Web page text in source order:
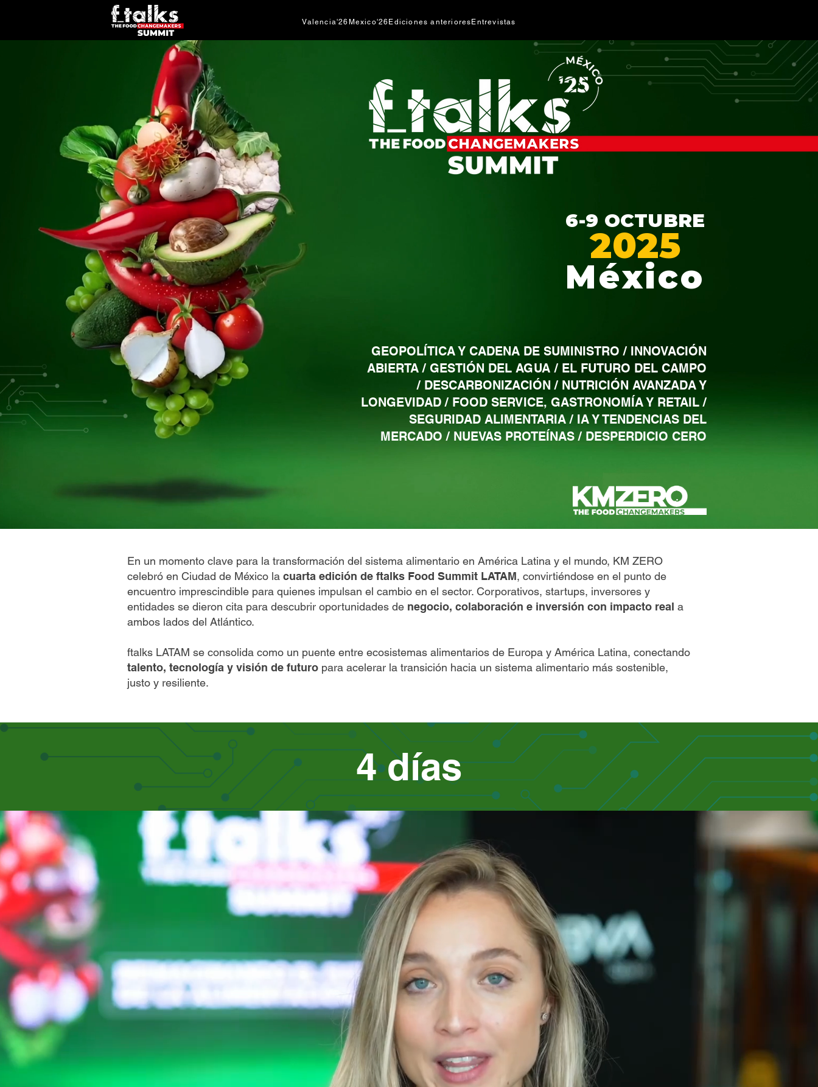
Valencia'26 Mexico'26 Ediciones anteriores Entrevistas
6-9 OCTUBRE
2025
México
GEOPOLÍTICA Y CADENA DE SUMINISTRO / INNOVACIÓN
ABIERTA / GESTIÓN DEL AGUA / EL FUTURO DEL CAMPO
/ DESCARBONIZACIÓN / NUTRICIÓN AVANZADA Y
LONGEVIDAD / FOOD SERVICE, GASTRONOMÍA Y RETAIL /
SEGURIDAD ALIMENTARIA / IA Y TENDENCIAS DEL
MERCADO / NUEVAS PROTEÍNAS / DESPERDICIO CERO
En un momento clave para la transformación del sistema alimentario en América Latina y el mundo, KM ZERO
celebró en Ciudad de México la cuarta edición de ftalks Food Summit LATAM, convirtiéndose en el punto de
encuentro imprescindible para quienes impulsan el cambio en el sector. Corporativos, startups, inversores y
entidades se dieron cita para descubrir oportunidades de negocio, colaboración e inversión con impacto real a
ambos lados del Atlántico.
ftalks LATAM se consolida como un puente entre ecosistemas alimentarios de Europa y América Latina, conectando
talento, tecnología y visión de futuro para acelerar la transición hacia un sistema alimentario más sostenible,
justo y resiliente.
4 días